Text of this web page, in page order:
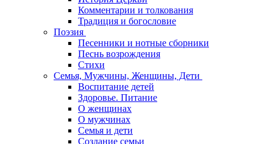
Комментарии и толкования
Традиция и богословие
Поэзия
Песенники и нотные сборники
Песнь возрождения
Стихи
Семья, Мужчины, Женщины, Дети
Воспитание детей
Здоровье. Питание
О женщинах
О мужчинах
Семья и дети
Создание семьи